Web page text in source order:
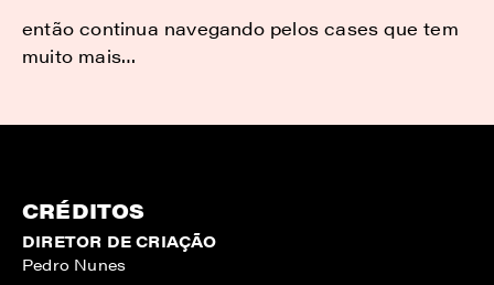
então continua navegando pelos cases que tem
muito mais…
CRÉDITOS
DIRETOR DE CRIAÇÃO
Pedro Nunes